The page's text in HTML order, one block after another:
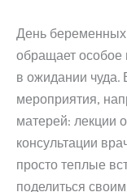
День беременных
обращает
в ожидании чуда.
мероприятия,
матерей: лекции
консультации
просто теплые
поделиться